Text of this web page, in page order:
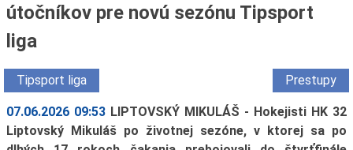
útočníkov pre novú sezónu Tipsport
liga
Tipsport liga Prestupy
07.06.2026 09:53 LIPTOVSKÝ MIKULÁŠ - Hokejisti HK 32
Liptovský Mikuláš po životnej sezóne, v ktorej sa po